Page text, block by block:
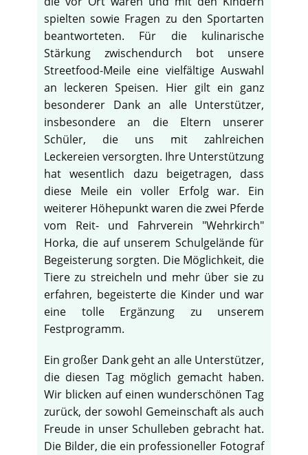
spielten sowie Fragen zu den Sportarten
beantworteten. Für die kulinarische
Stärkung zwischendurch bot unsere
Streetfood-Meile eine vielfältige Auswahl
an leckeren Speisen. Hier gilt ein ganz
besonderer Dank an alle Unterstützer,
insbesondere an die Eltern unserer
Schüler, die uns mit zahlreichen
Leckereien versorgten. Ihre Unterstützung
hat wesentlich dazu beigetragen, dass
diese Meile ein voller Erfolg war. Ein
weiterer Höhepunkt waren die zwei Pferde
vom Reit- und Fahrverein "Wehrkirch"
Horka, die auf unserem Schulgelände für
Begeisterung sorgten. Die Möglichkeit, die
Tiere zu streicheln und mehr über sie zu
erfahren, begeisterte die Kinder und war
eine tolle Ergänzung zu unserem
Festprogramm.
Ein großer Dank geht an alle Unterstützer,
die diesen Tag möglich gemacht haben.
Wir blicken auf einen wunderschönen Tag
zurück, der sowohl Gemeinschaft als auch
Freude in unser Schulleben gebracht hat.
Die Bilder, die ein professioneller Fotograf